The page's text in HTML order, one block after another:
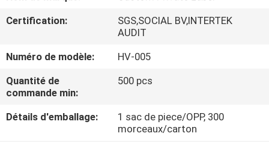
NOUS
VISITE
D'USINE
CONTRÔLE
Certification:
SGS,SOCIAL BV,INTERTEK
AUDIT
Numéro de modèle:
HV-005
Quantité de
commande min:
500 pcs
Détails d'emballage:
1 sac de piece/OPP, 300
morceaux/carton